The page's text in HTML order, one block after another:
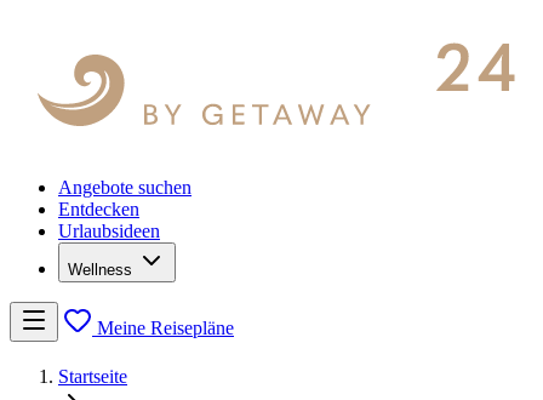
Angebote suchen
Entdecken
Urlaubsideen
Wellness
Meine Reisepläne
Startseite